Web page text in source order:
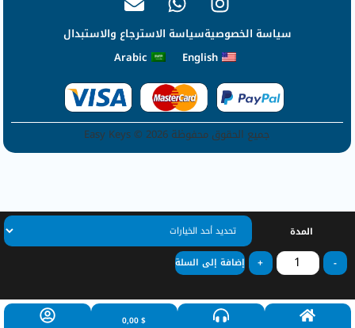
المدة
-
+ إضافة إلى السلة
سياسة الخصوصيةسياسة الاسترجاع والاستبدال
English
Arabic
جميع الحقوق محفوظة Easy Keys © 2026
0,00$